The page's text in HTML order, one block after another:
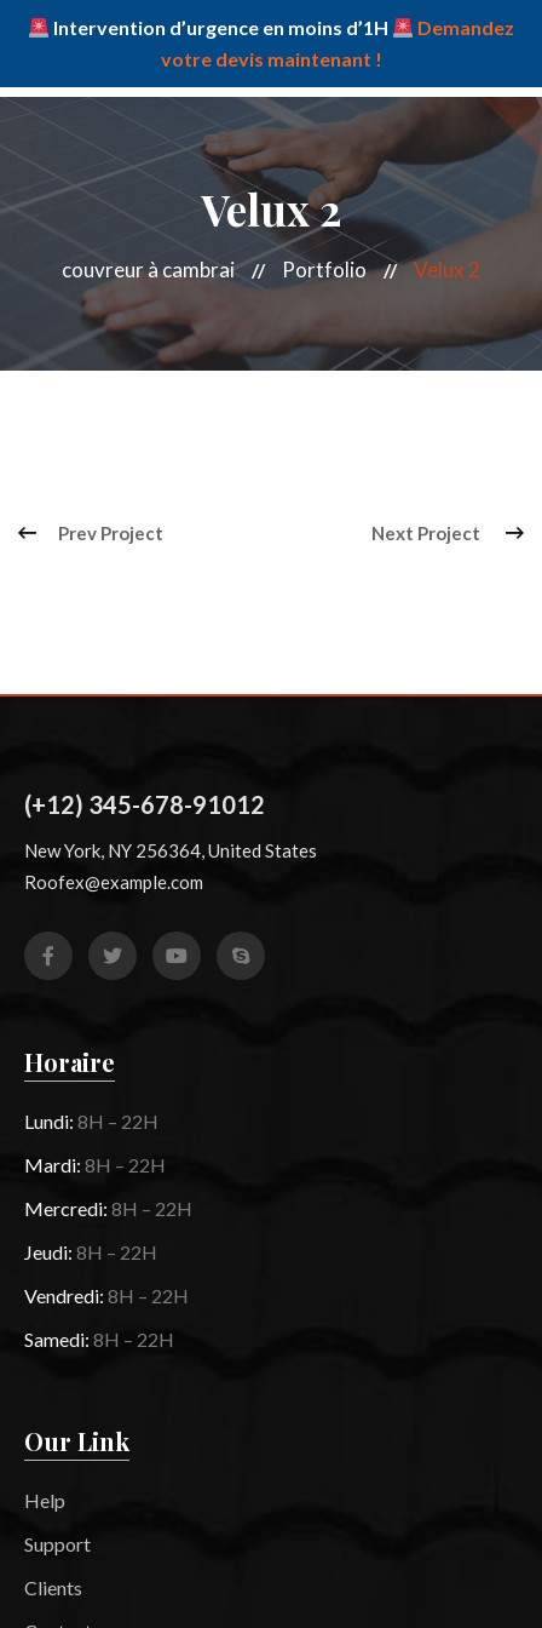
Intervention d’urgence en moins d’1H
Demandez
votre devis maintenant !
Velux 2
couvreur à cambrai Portfolio Velux 2
Prev Project Next Project
(+12) 345-678-91012
New York, NY 256364, United States
Roofex@example.com
Horaire
Lundi: 8H – 22H
Mardi: 8H – 22H
Mercredi: 8H – 22H
Jeudi: 8H – 22H
Vendredi: 8H – 22H
Samedi: 8H – 22H
Our Link
Help
Support
Clients